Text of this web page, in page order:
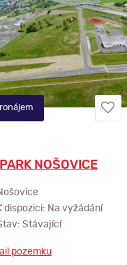
NOŠOVICE
dispozici: Na vyžádání
Stávající
pozemku